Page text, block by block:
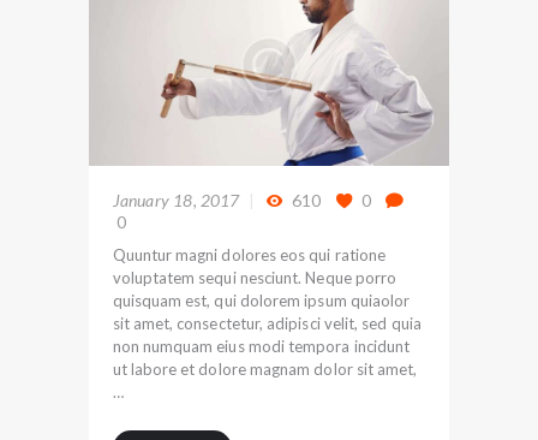
January 18, 2017 610
0
0
Quuntur magni dolores eos qui ratione
voluptatem sequi nesciunt. Neque porro
quisquam est, qui dolorem ipsum quiaolor
sit amet, consectetur, adipisci velit, sed quia
non numquam eius modi tempora incidunt
ut labore et dolore magnam dolor sit amet,
…